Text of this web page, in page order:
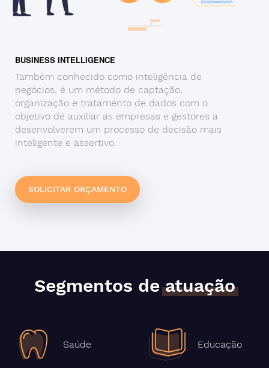
BUSINESS INTELLIGENCE
Também conhecido como inteligência de
negócios, é um método de captação,
organização e tratamento de dados com o
objetivo de auxiliar as empresas e gestores a
desenvolverem um processo de decisão mais
inteligente e assertivo.
SOLICITAR ORÇAMENTO
Segmentos deatuação
Saúde Educação